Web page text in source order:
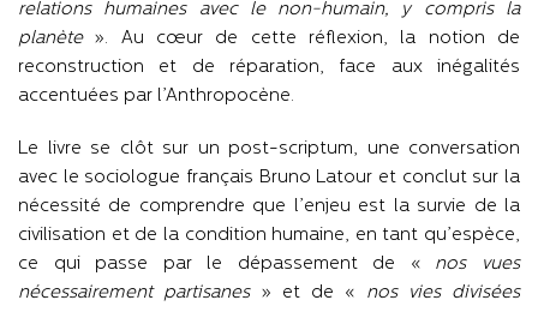
relations humaines avec le non-humain, y compris la
planète». Au cœur de cette réflexion, la notion de
reconstruction et de réparation, face aux inégalités
accentuées par l’Anthropocène.
Le livre se clôt sur un post-scriptum, une conversation
avec le sociologue français Bruno Latour et conclut sur la
nécessité de comprendre que l’enjeu est la survie de la
civilisation et de la condition humaine, en tant qu’espèce,
ce qui passe par le dépassement de « nos vues
nécessairement partisanes» et de « nos vies divisées